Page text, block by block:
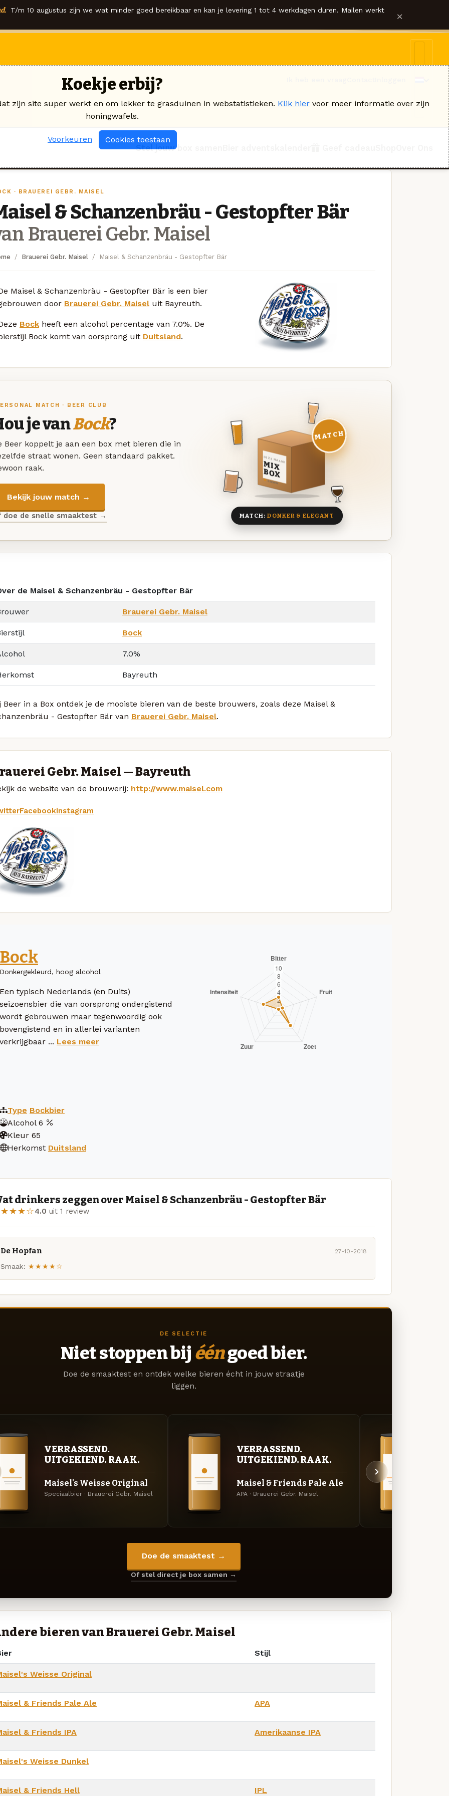
T/m 10 augustus zijn we wat minder goed bereikbaar en kan je levering 1 tot 4 werkdagen duren. Mailen werkt ×
Stel jouw box samen
· BRAUEREI GEBR. MAISEL
& Schanzenbräu - Gestopfter Bär
Brauerei Gebr. Maisel
Brauerei Gebr. Maisel Maisel & Schanzenbräu - Gestopfter Bär
Maisel & Schanzenbräu - Gestopfter Bär is een bier
door Brauerei Gebr. Maisel uit Bayreuth.
Bock heeft een alcohol percentage van 7.0%. De
Bock komt van oorsprong uit Duitsland.
MATCH · BEER CLUB
je vanBock?
Beer koppelt je aan een box met bieren die in
straat wonen. Geen standaard pakket.
raak.
Bekijk jouw match →
doe de snelle smaaktest →
DEZE MAAND
MIX
BOX
8 BIEREN
MATCH
MATCH:DONKER & ELEGANT
de Maisel & Schanzenbräu - Gestopfter Bär
Brauerei Gebr. Maisel
Bock
7.0%
Bayreuth
Beer in a Box ontdek je de mooiste bieren van de beste brouwers, zoals deze Maisel &
- Gestopfter Bär van Brauerei Gebr. Maisel.
Gebr. Maisel — Bayreuth
de website van de brouwerij: http://www.maisel.com
FacebookInstagram
Bock
Donkergekleurd, hoog alcohol
Een typisch Nederlands (en Duits)
seizoensbier die van oorsprong ondergistend
wordt gebrouwen maar tegenwoordig ook
bovengistend en in allerlei varianten
verkrijgbaar ... Lees meer
Type Bockbier
Alcohol 6
Kleur 65
Herkomst Duitsland
drinkers zeggen over Maisel & Schanzenbräu - Gestopfter Bär
4.0 uit 1 review
De Hopfan 27-10-2018
Smaak: ★★★★☆
DE SELECTIE
Niet stoppen bij ééngoed bier.
Doe de smaaktest en ontdek welke bieren écht in jouw straatje
liggen.
VERRASSEND.
UITGEKIEND. RAAK.
Maisel's Weisse Original
Speciaalbier · Brauerei Gebr. Maisel
VERRASSEND.
UITGEKIEND. RAAK.
Maisel & Friends Pale Ale
APA · Brauerei Gebr. Maisel
Doe de smaaktest →
Of stel direct je box samen →
bieren van Brauerei Gebr. Maisel
Stijl
Weisse Original
& Friends Pale Ale APA
& Friends IPA Amerikaanse IPA
Weisse Dunkel
& Friends Hell IPL
Koekje erbij?
zijn site super werkt en om lekker te grasduinen in webstatistieken. Klik hier voor meer informatie over zijn
honingwafels.
Voorkeuren Cookies toestaan